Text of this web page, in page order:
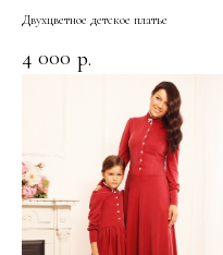
Двухцветное детское платье
4 000 р.